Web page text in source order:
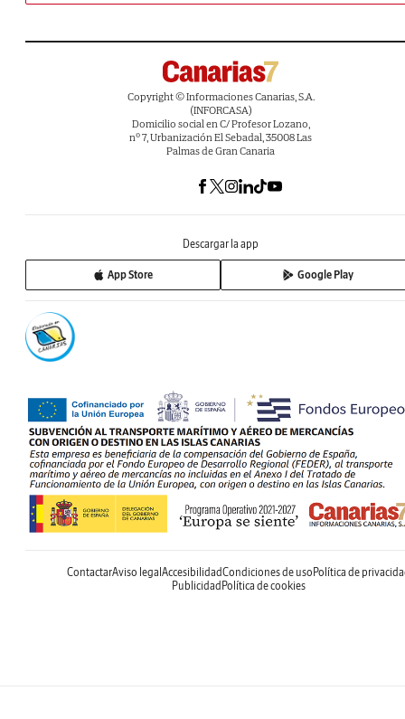
Copyright © Informaciones Canarias, S.A.
(INFORCASA)
Domicilio social en C/ Profesor Lozano,
nº 7, Urbanización El Sebadal, 35008 Las
Palmas de Gran Canaria
Descargar la app
App Store Google Play
ContactarAviso legalAccesibilidadCondiciones de usoPolítica de
PublicidadPolítica de cookies